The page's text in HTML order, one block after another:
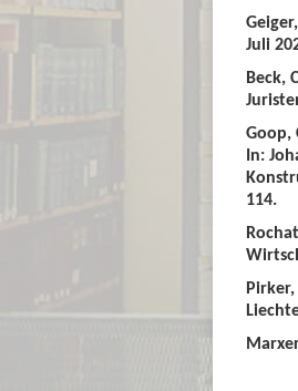
Juli
Beck,
Goop,
In:
114.